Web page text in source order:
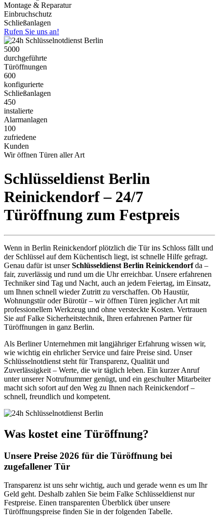
Montage & Reparatur
Einbruchschutz
Schließanlagen
Rufen Sie uns an!
5000
durchgeführte
Türöffnungen
600
konfigurierte
Schließanlagen
450
instalierte
Alarmanlagen
100
zufriedene
Kunden
Wir öffnen Türen aller Art
Schlüsseldienst Berlin
Reinickendorf – 24/7
Türöffnung zum Festpreis
Wenn in Berlin Reinickendorf plötzlich die Tür ins Schloss fällt und
der Schlüssel auf dem Küchentisch liegt, ist schnelle Hilfe gefragt.
Genau dafür ist unserSchlüsseldienst Berlin Reinickendorfda –
fair, zuverlässig und rund um die Uhr erreichbar. Unsere erfahrenen
Techniker sind Tag und Nacht, auch an jedem Feiertag, im Einsatz,
um Ihnen schnell wieder Zutritt zu verschaffen. Ob Haustür,
Wohnungstür oder Bürotür – wir öffnen Türen jeglicher Art mit
professionellem Werkzeug und ohne versteckte Kosten. Vertrauen
Sie auf Falke Sicherheitstechnik, Ihren erfahrenen Partner für
Türöffnungen in ganz Berlin.
Als Berliner Unternehmen mit langjähriger Erfahrung wissen wir,
wie wichtig ein ehrlicher Service und faire Preise sind. Unser
Schlüsselnotdienst steht für Transparenz, Qualität und
Zuverlässigkeit – Werte, die wir täglich leben. Ein kurzer Anruf
unter unserer Notrufnummer genügt, und ein geschulter Mitarbeiter
macht sich sofort auf den Weg zu Ihnen nach Reinickendorf –
schnell, freundlich und kompetent.
Was kostet eine Türöffnung?
Unsere Preise 2026 für die Türöffnung bei
zugefallener Tür
Transparenz ist uns sehr wichtig, auch und gerade wenn es um Ihr
Geld geht. Deshalb zahlen Sie beim Falke Schlüsseldienst nur
Festpreise. Einen transparenten Überblick über unsere
Türöffnungspreise finden Sie in der folgenden Tabelle.